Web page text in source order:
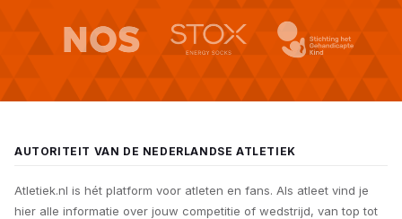
AUTORITEIT VAN DE NEDERLANDSE ATLETIEK
Atletiek.nl is hét platform voor atleten en fans. Als atleet vind je
hier alle informatie over jouw competitie of wedstrijd, van top tot